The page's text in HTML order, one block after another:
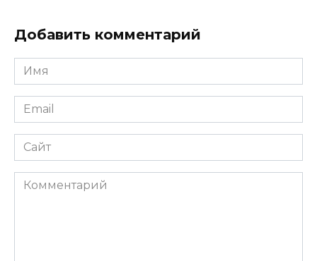
Добавить комментарий
Имя
*
Email
*
Сайт
Комментарий